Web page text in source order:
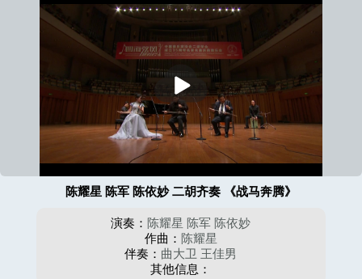
放
陈耀星 陈军 陈依妙 二胡齐奏 《战马奔腾》
演奏： 陈耀星 陈军 陈依妙
作曲： 陈耀星
伴奏： 曲大卫 王佳男
其他信息：